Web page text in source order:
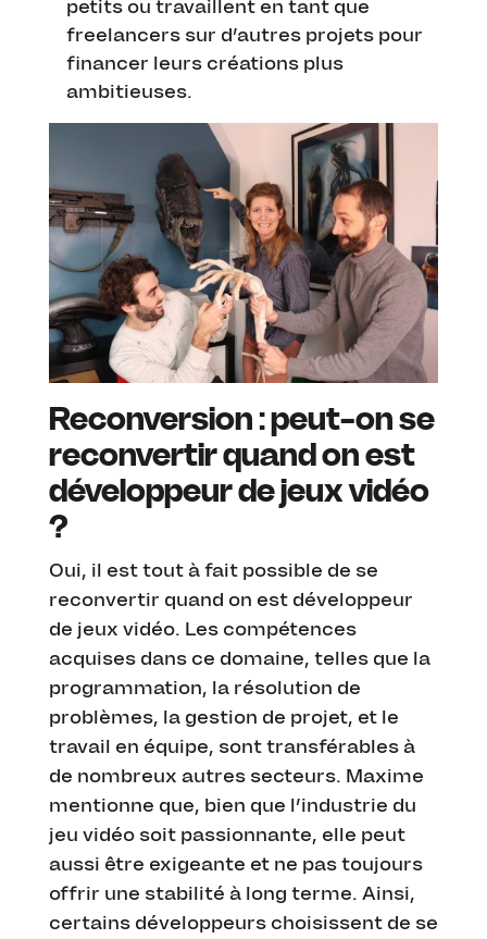
petits ou travaillent en tant que
freelancers sur d’autres projets pour
financer leurs créations plus
ambitieuses.
Reconversion : peut-on se
reconvertir quand on est
développeur de jeux vidéo
?
Oui, il est tout à fait possible de se
reconvertir quand on est développeur
de jeux vidéo. Les compétences
acquises dans ce domaine, telles que la
programmation, la résolution de
problèmes, la gestion de projet, et le
travail en équipe, sont transférables à
de nombreux autres secteurs. Maxime
mentionne que, bien que l’industrie du
jeu vidéo soit passionnante, elle peut
aussi être exigeante et ne pas toujours
offrir une stabilité à long terme. Ainsi,
certains développeurs choisissent de se